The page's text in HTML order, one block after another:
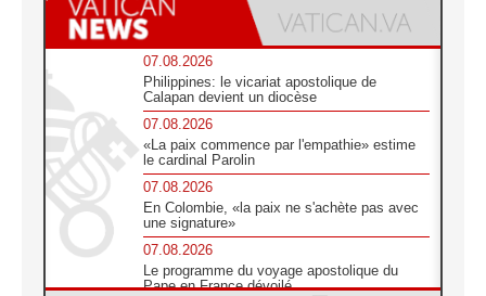
07.08.2026
Philippines: le vicariat apostolique de
Calapan devient un diocèse
07.08.2026
«La paix commence par l'empathie» estime
le cardinal Parolin
07.08.2026
En Colombie, «la paix ne s'achète pas avec
une signature»
07.08.2026
Le programme du voyage apostolique du
Pape en France dévoilé